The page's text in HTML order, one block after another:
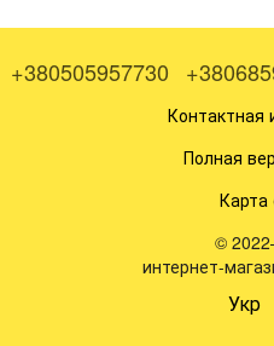
+380505957730
Контактная
Полная
Карта
©
интернет-
Укр